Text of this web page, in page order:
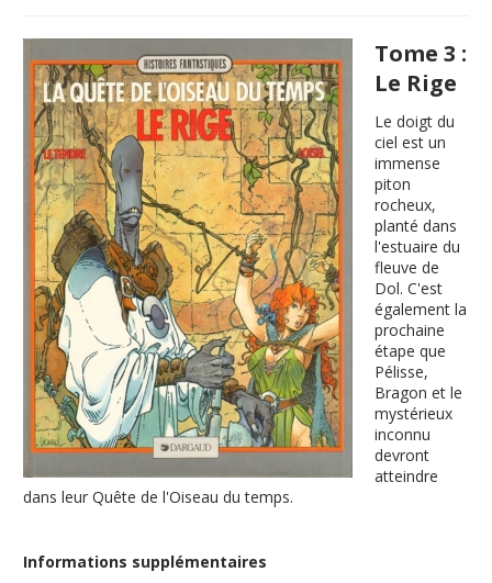
Tome 3 :
Le Rige
Le doigt du
ciel est un
immense
piton
rocheux,
planté dans
l'estuaire du
fleuve de
Dol. C'est
également la
prochaine
étape que
Pélisse,
Bragon et le
mystérieux
inconnu
devront
atteindre
dans leur Quête de l'Oiseau du temps.
Informations supplémentaires